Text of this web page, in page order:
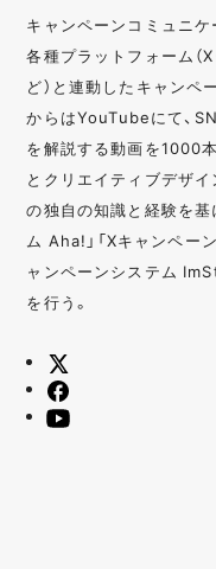
キャンペーンコミュニケ
各種プラットフォーム（
ど）と連動したキャンペ
からはYouTubeにて、
を解説する動画を1000
とクリエイティブデザ
の独自の知識と経験を基
ム Aha!」「Xキャンペ
ャンペーンシステム
を行う。